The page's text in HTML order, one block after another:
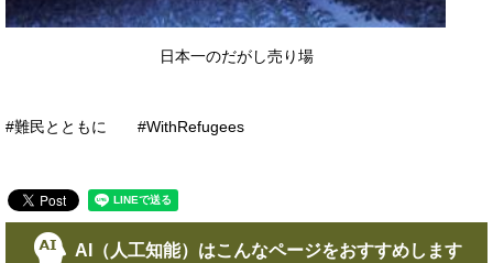
日本一のだがし売り場
​#難民とともに #WithRefugees
AI（人工知能）はこんなページをおすすめします